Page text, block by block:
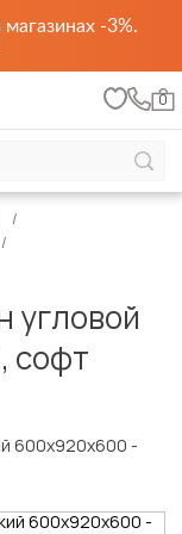
-3%.
0
угловой
софт